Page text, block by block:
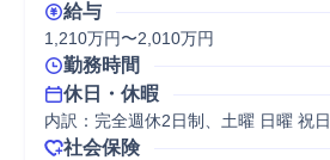
給与
1,210万円〜2,010万円
勤務時間
休日・休暇
内訳：完全週休2日制、土曜 日曜 祝日
社会保険